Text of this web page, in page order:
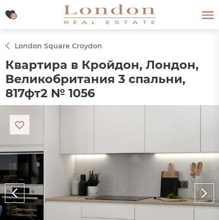
0
0
London Square Croydon
Квартира в Кройдон, Лондон,
Великобритания 3 спальни,
817фт2 № 1056